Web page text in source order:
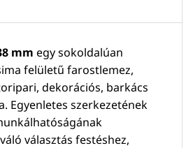
mm egy sokoldalúan
felületű farostlemez,
dekorációs, barkács
Egyenletes szerkezetének
választás festéshez,